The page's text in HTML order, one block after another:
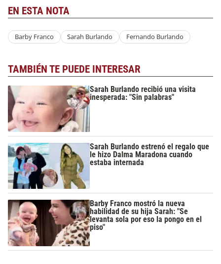
EN ESTA NOTA
Barby Franco Sarah Burlando Fernando Burlando
TAMBIÉN TE PUEDE INTERESAR
Sarah Burlando recibió una visita
inesperada: "Sin palabras"
Sarah Burlando estrenó el regalo que
le hizo Dalma Maradona cuando
estaba internada
Barby Franco mostró la nueva
habilidad de su hija Sarah: "Se
levanta sola por eso la pongo en el
piso"